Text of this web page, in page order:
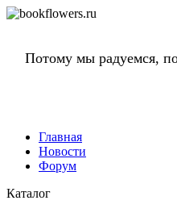
Потому мы радуемся,
Главная
Новости
Форум
Каталог